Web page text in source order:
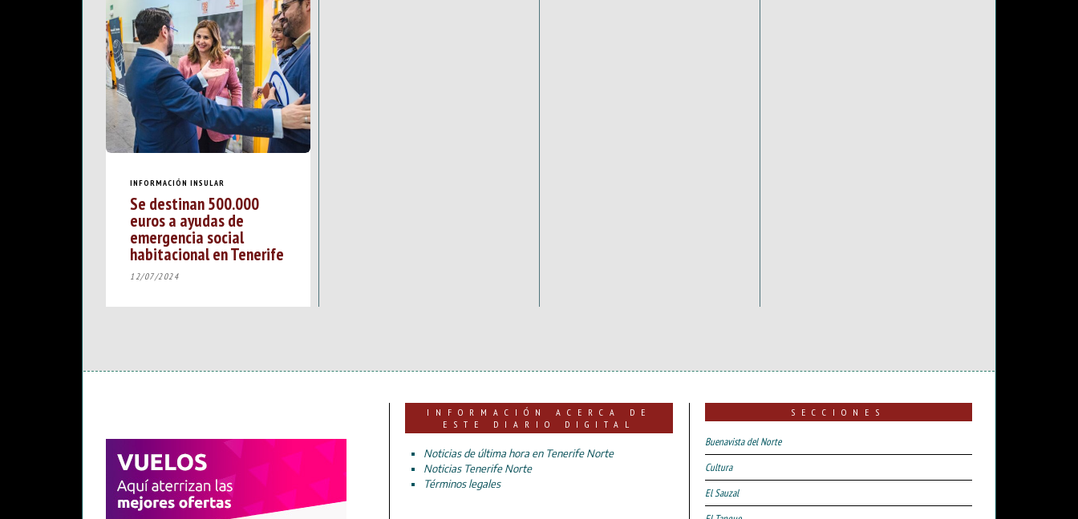
INFORMACIÓN INSULAR
Se destinan 500.000
euros a ayudas de
emergencia social
habitacional en Tenerife
12/07/2024
INFORMACIÓN ACERCA DE
ESTE DIARIO DIGITAL
Noticias de última hora en Tenerife Norte
Noticias Tenerife Norte
Términos legales
SECCIONES
Buenavista del Norte
Cultura
El Sauzal